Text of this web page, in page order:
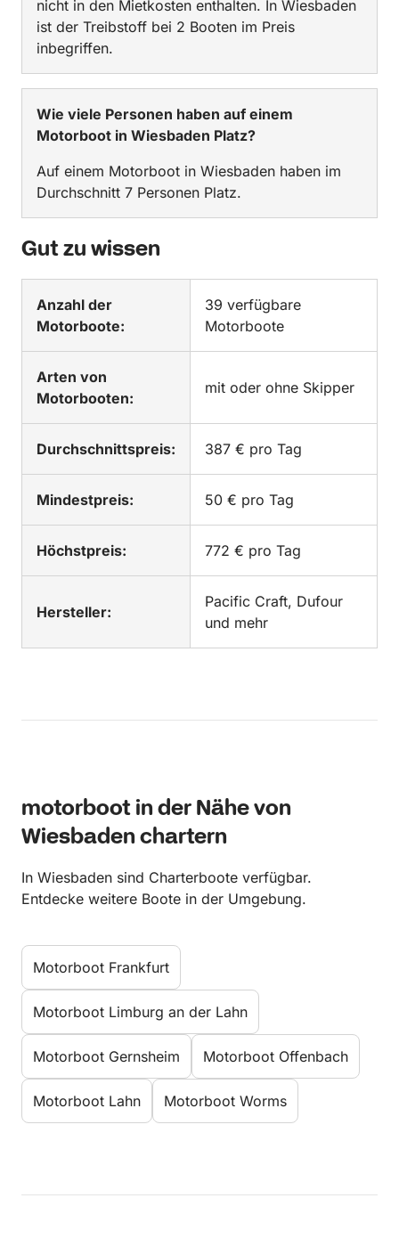
nicht in den Mietkosten enthalten. In Wiesbaden
ist der Treibstoff bei 2 Booten im Preis
inbegriffen.
Wie viele Personen haben auf einem
Motorboot in Wiesbaden Platz?
Auf einem Motorboot in Wiesbaden haben im
Durchschnitt 7 Personen Platz.
Gut zu wissen
Anzahl der
Motorboote:
39 verfügbare
Motorboote
Arten von
Motorbooten:
mit oder ohne Skipper
Durchschnittspreis: 387 € pro Tag
Mindestpreis: 50 € pro Tag
Höchstpreis: 772 € pro Tag
Hersteller:
Pacific Craft, Dufour
und mehr
motorboot in der Nähe von
Wiesbaden chartern
In Wiesbaden sind Charterboote verfügbar.
Entdecke weitere Boote in der Umgebung.
Motorboot Frankfurt
Motorboot Limburg an der Lahn
Motorboot Gernsheim Motorboot Offenbach
Motorboot Lahn Motorboot Worms